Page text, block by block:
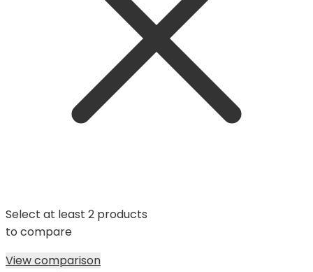
Select at least 2 products
to compare
View comparison